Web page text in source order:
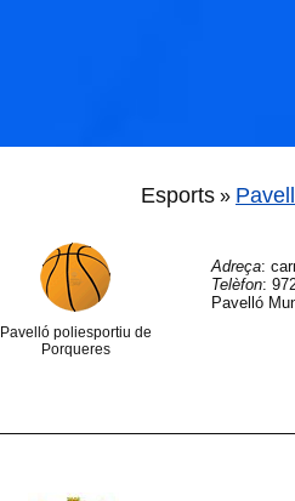
Esports »
Pavelló poliesportiu de
Porqueres
Adreça:
Telèfon:
Pavelló